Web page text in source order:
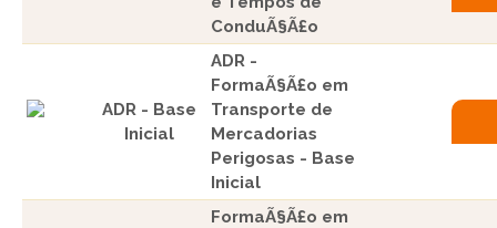
ConduÃ§Ã£o
ADR - Base
Inicial
ADR -
FormaÃ§Ã£o em
Transporte de
Mercadorias
Perigosas - Base
Inicial
FormaÃ§Ã£o em